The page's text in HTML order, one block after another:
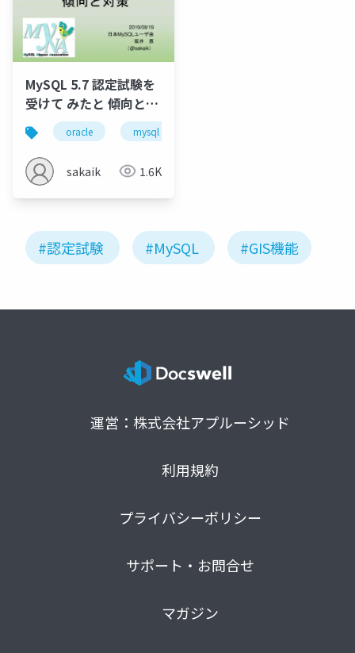
MySQL 5.7 認定試験を
受けて みたと 傾向と対
策～MyNA会2019年8月
oracle mysql
sakaik 1.6K
#認定試験 #MySQL #GIS機能
運営：株式会社アプルーシッド
利用規約
プライバシーポリシー
サポート・お問合せ
マガジン